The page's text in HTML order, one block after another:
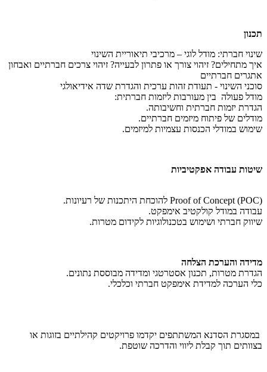
תכנון
שינוי חברתי: מודל לוגי – מרכיבי תיאוריית השינוי
איך מתחילים? זיהוי צורך או פתרון לבעייה? זיהוי צרכים חברתיים ואבחון
אתגרים חברתיים
סוכני השינוי - תעודת זהות ערכית והגדרת שדה אידיאולגי
מודל פעולה בין מעורבות ליזמות חברתית:
הגדרת יזמות חברתית וחשיבותה​.
מודלים של פיתוח מיזמים חברתיים.
שימוש במודלי הכנסות עצמיות למיזמים​​.
שיטות עבודה אפקטיביות
Proof of Concept (POC) להוכחת היתכנות של רעיונות​​.
עבודה במודל קולקטיב אימפקט​.
שיווק חברתי ושימוש בטכנולוגיות לקידום מטרות​​.
מדידה והערכת הצלחה
הגדרת מטרות, תכנון אסטרטגי ומדידה מבוססת נתונים​.
כלי הערכה למדידת אימפקט חברתי וכלכלי.
במסגרת הסדנא המשתתפים יקדמו פרויקטים קהילתיים בזוגות או
בצוותים תוך קבלת ליווי והדרכה שוטפת.